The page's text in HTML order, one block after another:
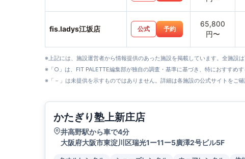
fis.ladys江坂店 公式 予約
65,800
円〜
※上記には、施設運営者から情報提供のあった施設を掲載しています。全施設は
※「○」は、FIT PALETTE編集部が独自の調査・基準に基づき、特におすすめす
※「－」は未提供を示すものではありません。詳細は各施設の公式サイトをご確
かたぎり塾上新庄店
井高野駅から車で4分
大阪府大阪市東淀川区瑞光1ー11ー5廣澤2号ビル5F